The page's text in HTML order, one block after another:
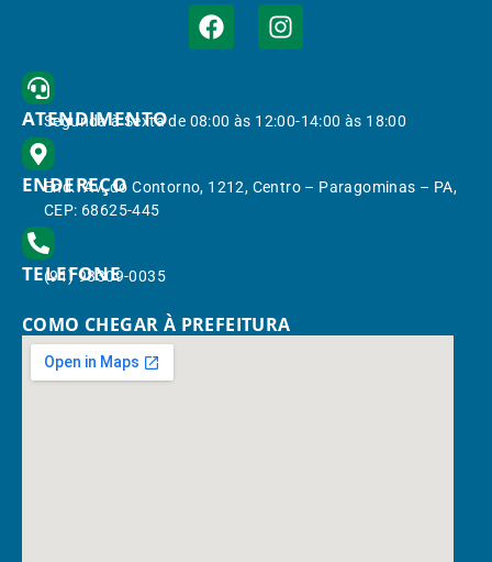
ATENDIMENTO
Segunda à Sexta de 08:00 às 12:00-14:00 às 18:00
ENDEREÇO
End.: Av. do Contorno, 1212, Centro – Paragominas – PA,
CEP: 68625-445
TELEFONE
(91) 98309-0035
COMO CHEGAR À PREFEITURA